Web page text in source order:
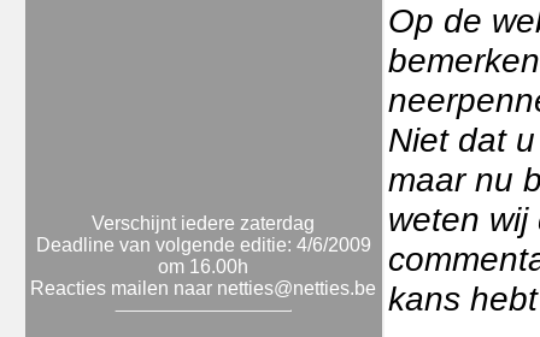
Verschijnt iedere zaterdag
Deadline van volgende editie: 4/6/2009
om 16.00h
Reacties mailen naar netties@netties.be
Op de
Niet dat
maar nu
weten
kans